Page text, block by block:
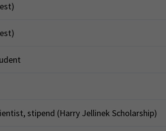
stipend (Harry Jellinek Scholarship)